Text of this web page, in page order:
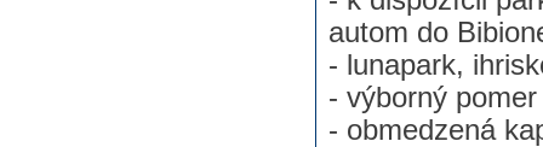
autom do
- lunapark,
- výborný
- obmedzená